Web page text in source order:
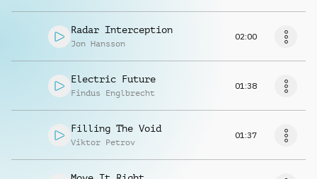
Radar Interception
Jon Hansson
02:00
Electric Future
Findus Englbrecht
01:38
Filling The Void
Viktor Petrov
01:37